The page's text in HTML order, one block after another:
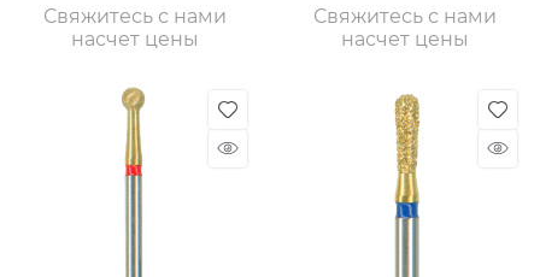
Свяжитесь с нами
насчет цены
Свяжитесь с нами
насчет цены